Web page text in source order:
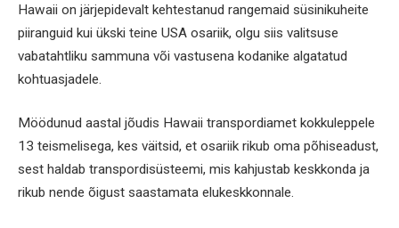
Hawaii on järjepidevalt kehtestanud rangemaid süsinikuheite
piiranguid kui ükski teine USA osariik, olgu siis valitsuse
vabatahtliku sammuna või vastusena kodanike algatatud
kohtuasjadele.
Möödunud aastal jõudis Hawaii transpordiamet kokkuleppele
13 teismelisega, kes väitsid, et osariik rikub oma põhiseadust,
sest haldab transpordisüsteemi, mis kahjustab keskkonda ja
rikub nende õigust saastamata elukeskkonnale.